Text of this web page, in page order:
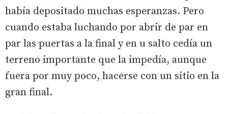
había depositado muchas esperanzas. Pero
cuando estaba luchando por abrir de par en
par las puertas a la final y en u salto cedía un
terreno importante que la impedía, aunque
fuera por muy poco, hacerse con un sitio en la
gran final.